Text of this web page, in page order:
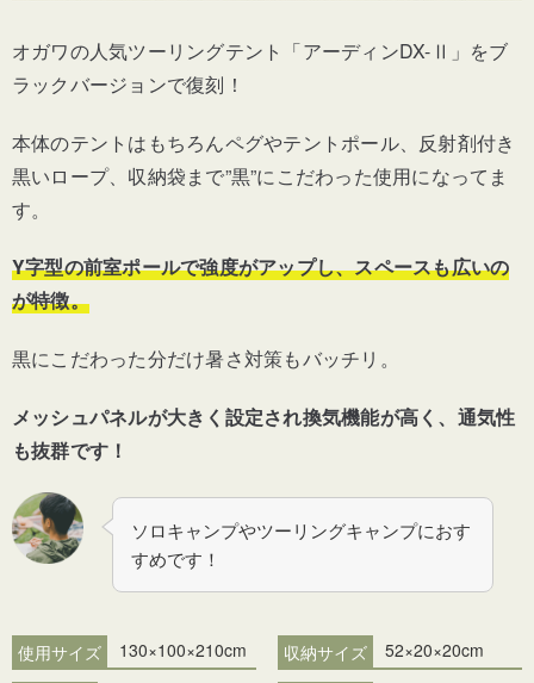
オガワの人気ツーリングテント「アーディンDX-Ⅱ」をブ
ラックバージョンで復刻！
本体のテントはもちろんペグやテントポール、反射剤付き
黒いロープ、収納袋まで”黒”にこだわった使用になってま
す。
Y字型の前室ポールで強度がアップし、スペースも広いの
が特徴。
黒にこだわった分だけ暑さ対策もバッチリ。
メッシュパネルが⼤きく設定され換気機能が高く、通気性
も抜群です！
ソロキャンプやツーリングキャンプにおす
すめです！
使用サイズ 130×100×210cm 収納サイズ 52×20×20cm